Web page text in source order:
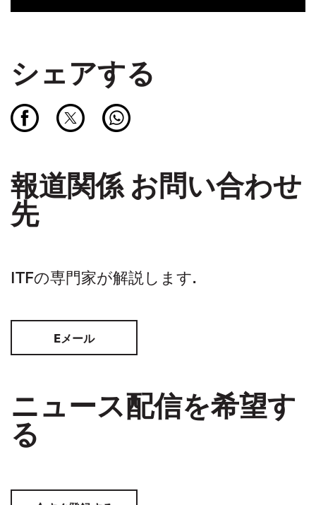
シェアする
報道関係 お問い合わせ
先
ITFの専門家が解説します.
Eメール
ニュース配信を希望す
る